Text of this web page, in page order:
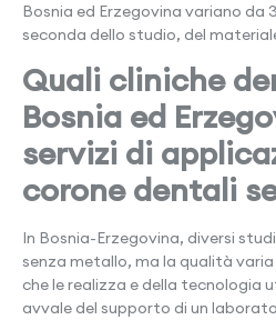
Bosnia ed Erzegovina variano da
seconda dello studio, del
Quali cliniche
Bosnia ed
servizi di
corone dentali
In Bosnia-Erzegovina, diversi
senza metallo, ma la qualità
che le realizza e della tecnologia
avvale del supporto di un